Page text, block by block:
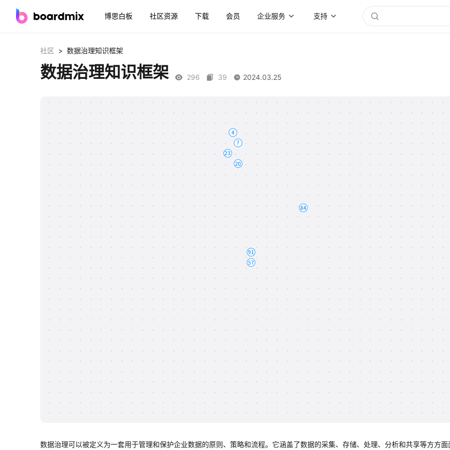
博思白板 社区资源 下载 会员 企业服务 支持
社区 > 数据治理知识框架
数据治理知识框架 296 39 2024.03.25
数据治理可以被定义为一套用于管理和保护企业数据的原则、策略和流程。它涵盖了数据的采集、存储、处理、分析和共享等方方面